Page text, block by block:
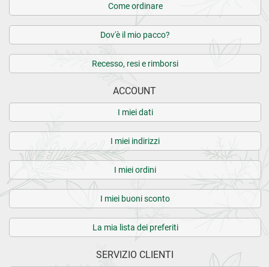
Come ordinare
Dov'è il mio pacco?
Recesso, resi e rimborsi
ACCOUNT
I miei dati
I miei indirizzi
I miei ordini
I miei buoni sconto
La mia lista dei preferiti
SERVIZIO CLIENTI